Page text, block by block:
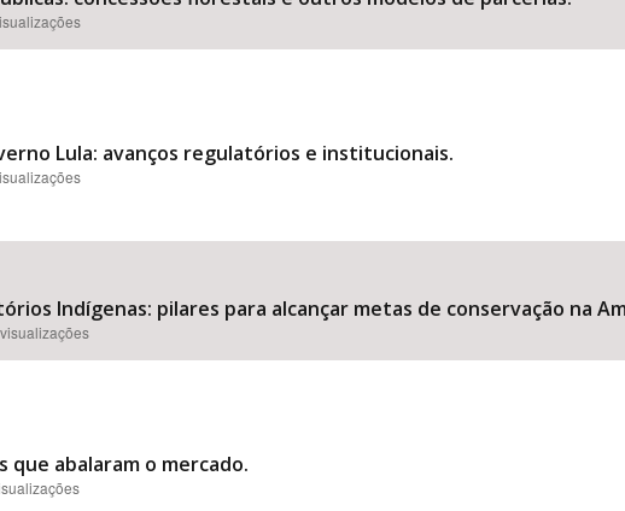
Lula: avanços regulatórios e institucionais.
Indígenas: pilares para alcançar metas de conservação na
que abalaram o mercado.